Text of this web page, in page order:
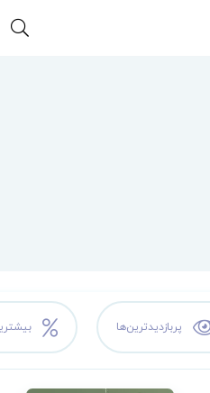
پربازدیدترین‌ها